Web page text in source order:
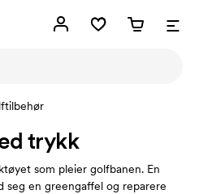
trykk
som pleier golfbanen. En
seg en greengaffel og reparere